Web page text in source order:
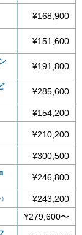
¥168,900
¥151,600
¥191,800
¥285,600
¥154,200
¥210,200
¥300,500
¥246,800
¥243,200
¥279,600〜